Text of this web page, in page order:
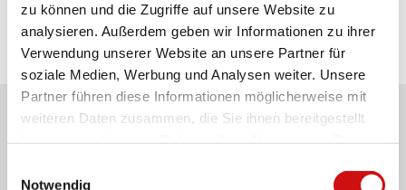
zu können und die Zugriffe auf unsere Website zu
analysieren. Außerdem geben wir Informationen zu ihrer
Verwendung unserer Website an unsere Partner für
soziale Medien, Werbung und Analysen weiter. Unsere
Partner führen diese Informationen möglicherweise mit
weiteren Daten zusammen, die Sie ihnen bereitgestellt
Notwendig
Wissenschaftlicher Beirat